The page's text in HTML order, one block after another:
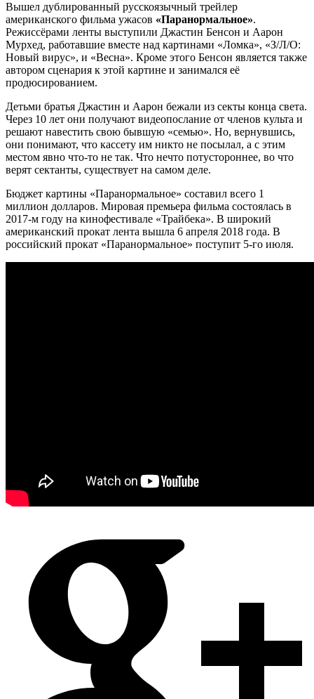
Вышел дублированный русскоязычный трейлер
американского фильма ужасов «Паранормальное».
Режиссёрами ленты выступили Джастин Бенсон и Аарон
Мурхед, работавшие вместе над картинами «Ломка», «З/Л/О:
Новый вирус», и «Весна». Кроме этого Бенсон является также
автором сценария к этой картине и занимался её
продюсированием.
Детьми братья Джастин и Аарон бежали из секты конца света.
Через 10 лет они получают видеопослание от членов культа и
решают навестить свою бывшую «семью». Но, вернувшись,
они понимают, что кассету им никто не посылал, а с этим
местом явно что-то не так. Что нечто потустороннее, во что
верят сектанты, существует на самом деле.
Бюджет картины «Паранормальное» составил всего 1
миллион долларов. Мировая премьера фильма состоялась в
2017-м году на кинофестивале «Трайбека». В широкий
американский прокат лента вышла 6 апреля 2018 года. В
российский прокат «Паранормальное» поступит 5-го июля.